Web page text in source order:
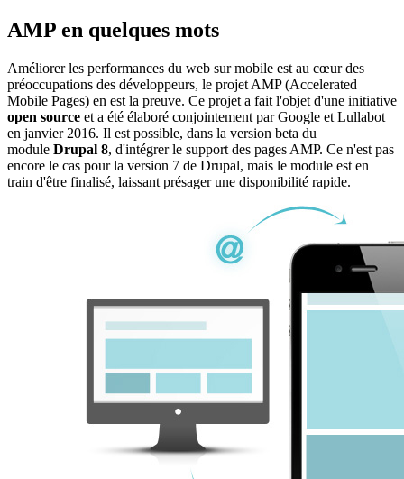
AMP en quelques mots
Améliorer les performances du web sur mobile est au cœur des
préoccupations des développeurs, le projet AMP (Accelerated
Mobile Pages) en est la preuve. Ce projet a fait l'objet d'une initiative
open source et a été élaboré conjointement par Google et Lullabot
en janvier 2016. Il est possible, dans la version beta du
module Drupal 8, d'intégrer le support des pages AMP. Ce n'est pas
encore le cas pour la version 7 de Drupal, mais le module est en
train d'être finalisé, laissant présager une disponibilité rapide.